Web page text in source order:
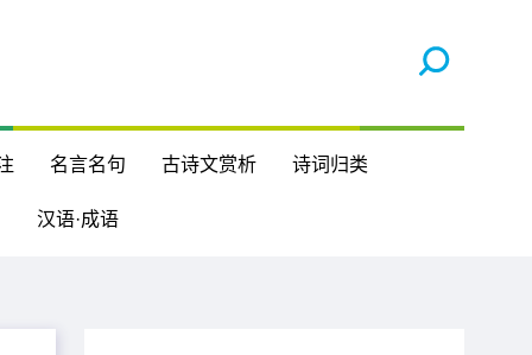
名言名句 古诗文赏析 诗词归类
汉语·成语